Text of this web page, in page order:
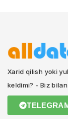
Xarid qilish yoki
keldimi? - Biz